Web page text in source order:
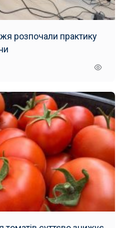
розпочали практику